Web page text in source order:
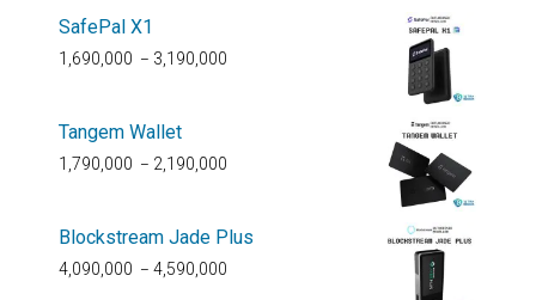
SafePal X1
1,690,000 – 3,190,000
Tangem Wallet
1,790,000 – 2,190,000
Blockstream Jade Plus
4,090,000 – 4,590,000